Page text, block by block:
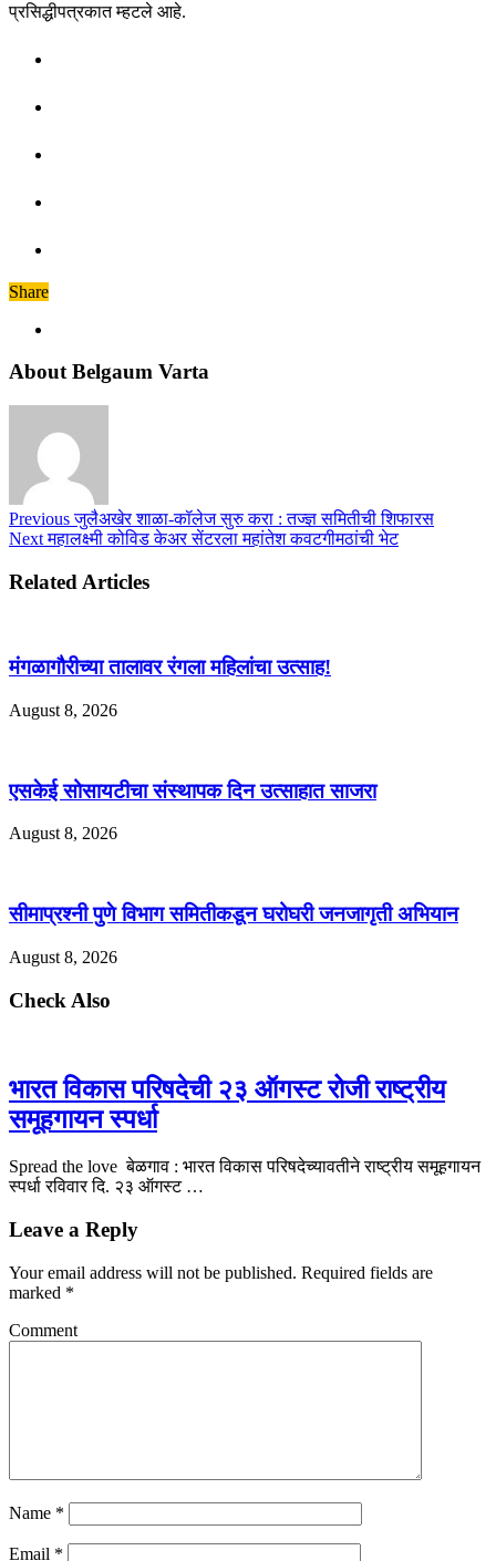
प्रसिद्धीपत्रकात म्हटले आहे.
Share
About Belgaum Varta
Previousजुलैअखेर शाळा-कॉलेज सुरु करा : तज्ज्ञ समितीची शिफारस
Nextमहालक्ष्मी कोविड केअर सेंटरला महांतेश कवटगीमठांची भेट
Related Articles
मंगळागौरीच्या तालावर रंगला महिलांचा उत्साह!
August 8, 2026
एसकेई सोसायटीचा संस्थापक दिन उत्साहात साजरा
August 8, 2026
सीमाप्रश्नी पुणे विभाग समितीकडून घरोघरी जनजागृती अभियान
August 8, 2026
Check Also
भारत विकास परिषदेची २३ ऑगस्ट रोजी राष्ट्रीय
समूहगायन स्पर्धा
Spread the love बेळगाव : भारत विकास परिषदेच्यावतीने राष्ट्रीय समूहगायन
स्पर्धा रविवार दि. २३ ऑगस्ट …
Leave a Reply
Your email address will not be published. Required fields are
marked *
Comment
Name *
Email *